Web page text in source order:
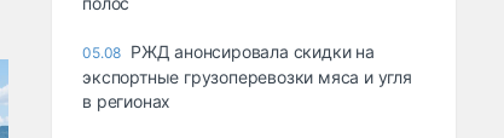
05.08 РЖД анонсировала скидки на
экспортные грузоперевозки мяса и угля
в регионах